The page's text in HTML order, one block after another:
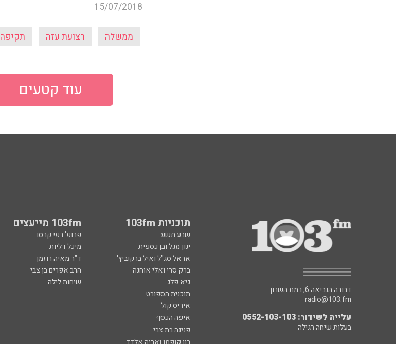
15/07/2018
ממשלה רצועת עזה תקיפה
עוד קטעים
תוכניות 103fm 103fm מייעצים
שבע תשע פרופ' רפי קרסו
ינון מגל ובן כספית
מיכל דליות
אראל סג"ל ואיל ברקוביץ'
ד"ר מאיה רוזמן
ברק סרי ואלי אוחנה
הרב אפרים בן צבי
גיא פלג
שיחות לילה
תוכנית הספורט
איריס קול
איפה הכסף
פנינה בת צבי
דבורה הנביאה 6, רמת השרון
radio@103.fm
עלייה לשידור: 0552-103-103
בעלות שיחה רגילה